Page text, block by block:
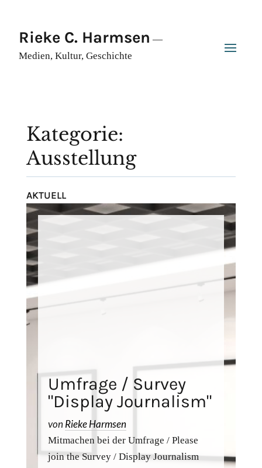
Rieke C. Harmsen —
Medien, Kultur, Geschichte
Kategorie:
Ausstellung
AKTUELL
Umfrage / Survey
"Display Journalism"
vonRieke Harmsen
Mitmachen bei der Umfrage / Please
join the Survey / Display Journalism